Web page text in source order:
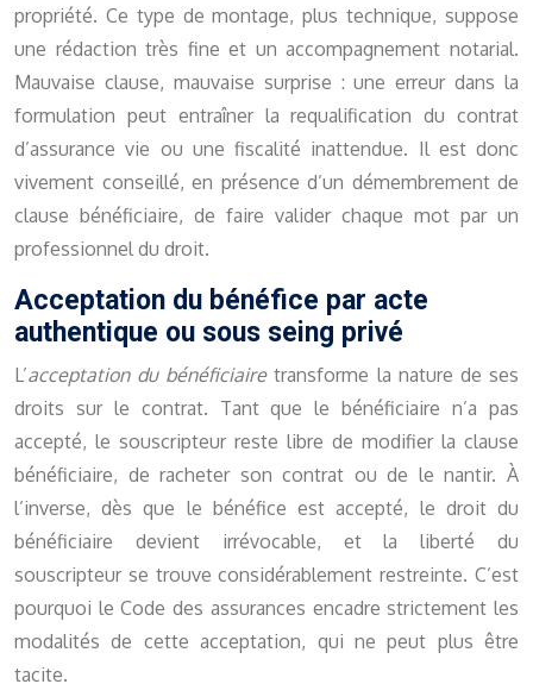
propriété. Ce type de montage, plus technique, suppose
une rédaction très fine et un accompagnement notarial.
Mauvaise clause, mauvaise surprise : une erreur dans la
formulation peut entraîner la requalification du contrat
d’assurance vie ou une fiscalité inattendue. Il est donc
vivement conseillé, en présence d’un démembrement de
clause bénéficiaire, de faire valider chaque mot par un
professionnel du droit.
Acceptation du bénéfice par acte
authentique ou sous seing privé
L’acceptation du bénéficiairetransforme la nature de ses
droits sur le contrat. Tant que le bénéficiaire n’a pas
accepté, le souscripteur reste libre de modifier la clause
bénéficiaire, de racheter son contrat ou de le nantir. À
l’inverse, dès que le bénéfice est accepté, le droit du
bénéficiaire devient irrévocable, et la liberté du
souscripteur se trouve considérablement restreinte. C’est
pourquoi le Code des assurances encadre strictement les
modalités de cette acceptation, qui ne peut plus être
tacite.